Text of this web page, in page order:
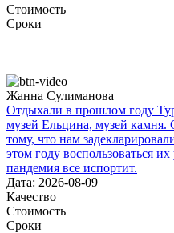
Стоимость
Сроки
Жанна Сулиманова
Отдыхали в прошлом году
музей Ельцина, музей камня.
тому, что нам
этом году воспользоваться
пандемия все испортит.
Дата: 2026-08-09
Качество
Стоимость
Сроки